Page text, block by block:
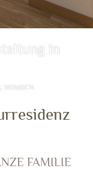
in
FAMILIE